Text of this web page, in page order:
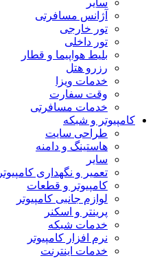
سایر
آژانس مسافرتی
تور خارجی
تور داخلی
بلیط هواپیما و قطار
رزرو هتل
خدمات ویزا
وقت سفارت
خدمات مسافرتی
کامپیوتر و شبکه
طراحی سایت
هاستینگ و دامنه
سایر
تعمیر و نگهداری کامپیوتر
کامپیوتر و قطعات
لوازم جانبی کامپیوتر
پرینتر و اسکنر
خدمات شبکه
نرم افزار کامپیوتر
خدمات اینترنت